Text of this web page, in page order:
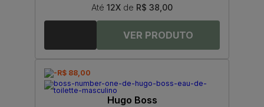
Até 12X de R$ 38,00
-R$ 88,00
Hugo Boss